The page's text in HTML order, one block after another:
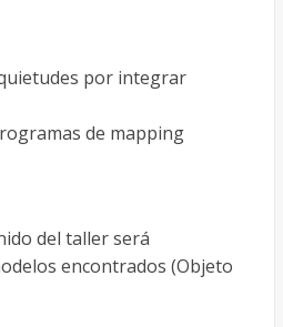
por integrar
de mapping
del taller será
encontrados (Objeto